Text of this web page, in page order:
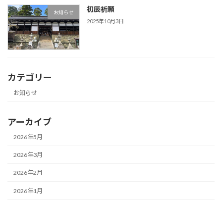
お知らせ 初辰祈願
2025年10月3日
カテゴリー
お知らせ
アーカイブ
2026年5月
2026年3月
2026年2月
2026年1月